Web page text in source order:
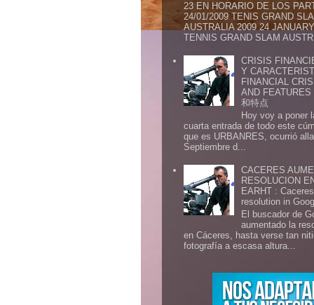
23 EN HORARIO DE LOS
24/01/2009 TENIS GRAND
AUSTRALIA 2009 24
TENNIS GRAND SLAM
CRISIS
Y
FINANCIAL
AND
和特点
Hoy voy a poner
cuarta entrada de todo este
que es URBANRES, ocurrió
Septiembre d...
CACERES
RESOLUCION
EARHT :
resolution in
El buscador de
aumentado la
en Cáceres, hasta verse tan
fotografía a escasa altura...